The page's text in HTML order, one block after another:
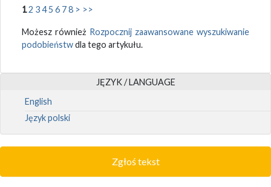
12 345 6 78 > >>
Możesz również Rozpocznij zaawansowane wyszukiwanie
podobieństwdla tego artykułu.
JĘZYK / LANGUAGE
English
Język polski
Zgłoś tekst